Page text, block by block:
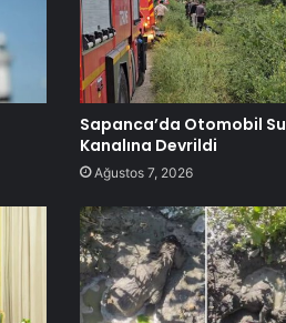
Sapanca’da Otomobil Su
Kanalına Devrildi
Ağustos 7, 2026